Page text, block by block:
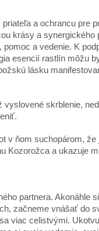
a ochrancu pre
krásy a synergického
a vedenie. K
esencií rastlín môžu
lásku
skrblenie,
v ňom suchopárom, že
Kozorožca a ukazuje
partnera. Akonáhle
začneme vnášať do
viac celistvými.